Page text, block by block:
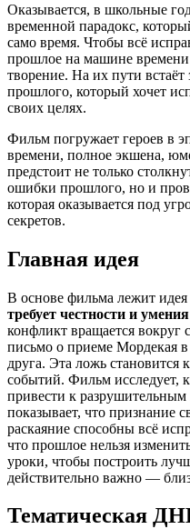
Оказывается, в школьные
временной парадокс,
само время. Чтобы всё
прошлое на машине времени
творение. На их пути
прошлого, который хочет
своих целях.
Фильм погружает героев в
времени, полное экшена,
предстоит не только
ошибки прошлого, но и
которая оказывается под
секретов.
Главная идея
В основе фильма лежит идея
требует честности и
конфликт вращается вокруг
письмо о приеме Мордекая в
друга. Эта ложь становится
событий. Фильм исследует,
привести к
показывает, что признание
раскаяние способны всё
что прошлое нельзя
уроки, чтобы построить
действительно важно —
Тематическая